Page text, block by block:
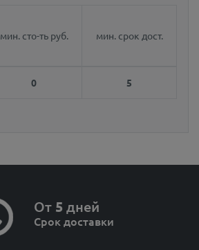
мин. сто-ть руб. мин. срок дост.
0 5
От 5 дней
Срок доставки